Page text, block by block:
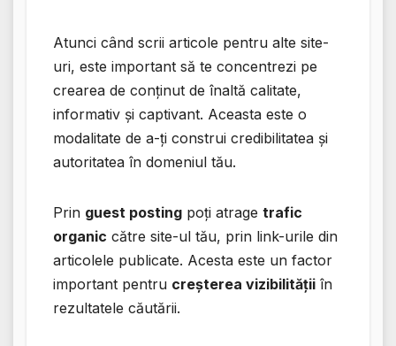
Atunci când scrii articole pentru alte site-
uri, este important să te concentrezi pe
crearea de conținut de înaltă calitate,
informativ și captivant. Aceasta este o
modalitate de a-ți construi credibilitatea și
autoritatea în domeniul tău.
Prin guest posting poți atrage trafic
organic către site-ul tău, prin link-urile din
articolele publicate. Acesta este un factor
important pentru creșterea vizibilității în
rezultatele căutării.